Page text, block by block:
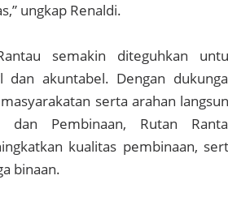
ungkap Renaldi.
semakin diteguhkan
dan akuntabel. Dengan
serta arahan
Pembinaan, Rutan
kualitas pembinaan,
binaan.